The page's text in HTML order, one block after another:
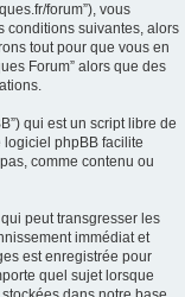
forum”), vous
conditions suivantes, alors
tout pour que vous en
Forum” alors que des
qui est un script libre de
logiciel phpBB facilite
comme contenu ou
peut transgresser les
immédiat et
est enregistrée pour
quel sujet lorsque